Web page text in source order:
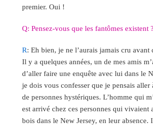
premier. Oui !
Q: Pensez-vous que les fantômes existent ?
R: Eh bien, je ne l’aurais jamais cru avant
Il y a quelques années, un de mes amis
d’aller faire une enquête avec lui dans le
je dois vous confesser que je pensais aller
de personnes hystériques. L’homme qui
est arrivé chez ces personnes qui vivaient
bois dans le New Jersey, en leur absence.